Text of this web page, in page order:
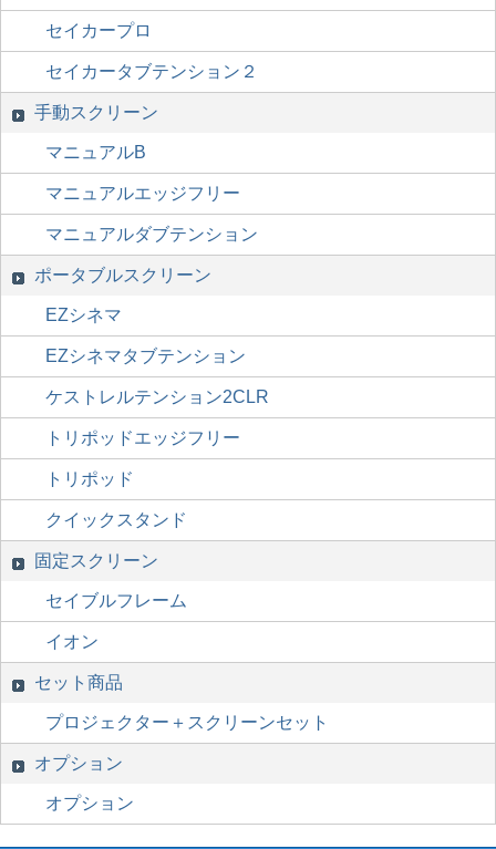
セイカープロ
セイカータブテンション２
手動スクリーン
マニュアルB
マニュアルエッジフリー
マニュアルダブテンション
ポータブルスクリーン
EZシネマ
EZシネマタブテンション
ケストレルテンション2CLR
トリポッドエッジフリー
トリポッド
クイックスタンド
固定スクリーン
セイブルフレーム
イオン
セット商品
プロジェクター＋スクリーンセット
オプション
オプション